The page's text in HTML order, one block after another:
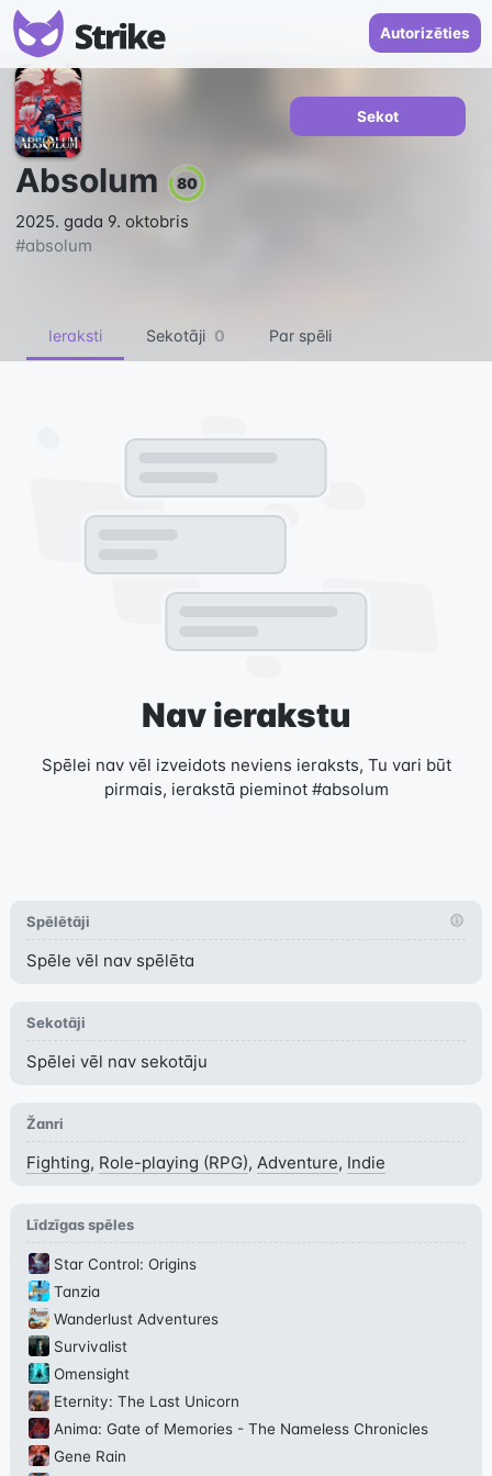
Autorizēties
Absolum 80
2025. gada 9. oktobris
#absolum
Sekot
Ieraksti Sekotāji 0 Par spēli
Nav ierakstu
Spēlei nav vēl izveidots neviens ieraksts, Tu vari būt
pirmais, ierakstā pieminot #absolum
Spēlētāji
Spēle vēl nav spēlēta
Sekotāji
Spēlei vēl nav sekotāju
Žanri
Fighting, Role-playing (RPG), Adventure, Indie
Līdzīgas spēles
Star Control: Origins
Tanzia
Wanderlust Adventures
Survivalist
Omensight
Eternity: The Last Unicorn
Anima: Gate of Memories - The Nameless Chronicles
Gene Rain